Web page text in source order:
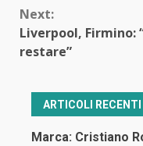
Next:
Liverpool, Firmino:
restare”
ARTICOLI RECENTI
Marca: Cristiano